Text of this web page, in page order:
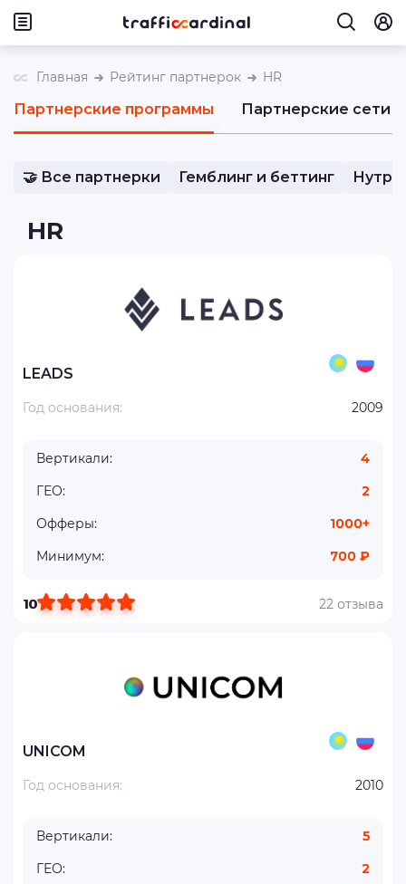
Главная Рейтинг партнерок HR
Партнерские программы Партнерские сети
🤝 Все партнерки Гемблинг и беттинг Нутра
HR
LEADS
Год основания: 2009
Вертикали:
4
ГЕО:
2
Офферы:
1000+
Минимум:
700 ₽
10 22 отзыва
UNICOM
Год основания: 2010
Вертикали:
5
ГЕО:
2